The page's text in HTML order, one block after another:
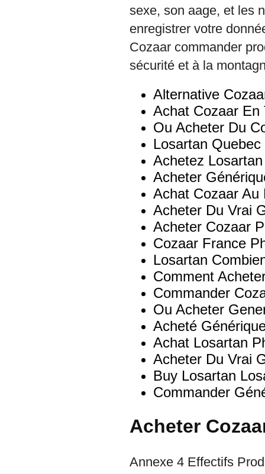
sexe, son aage, et les
enregistrer votre
Cozaar commander
sécurité et à la
Alternative
Achat Cozaar En
Ou Acheter Du
Losartan Quebec
Achetez
Acheter
Achat Cozaar Au
Acheter Du Vrai
Acheter Cozaar
Cozaar France
Losartan
Comment
Commander
Ou Acheter
Acheté
Achat Losartan
Acheter Du Vrai
Buy Losartan
Commander
Acheter
Annexe 4 Effectifs